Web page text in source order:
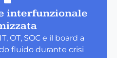
interfunzionale
OT, SOC e il board a
fluido durante crisi